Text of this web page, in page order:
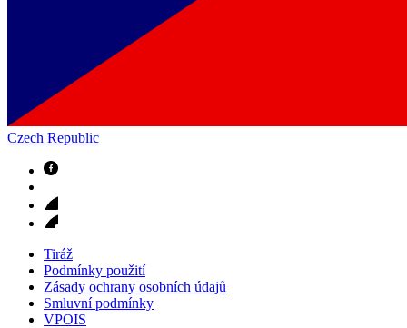
Czech Republic
Tiráž
Podmínky použití
Zásady ochrany osobních údajů
Smluvní podmínky
VPOIS